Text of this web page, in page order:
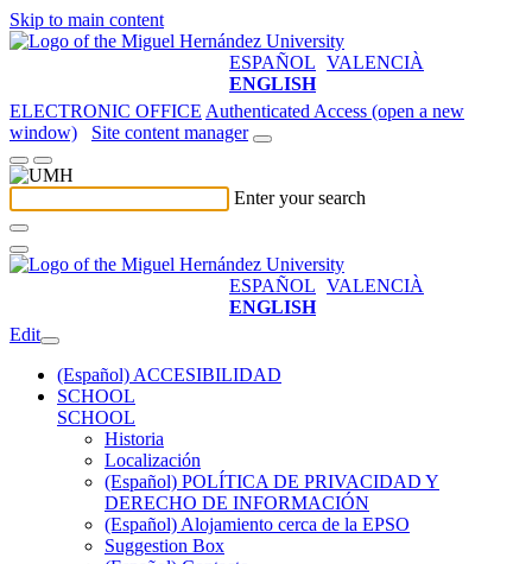
Skip to main content
ESPAÑOL VALENCIÀ
ENGLISH
ELECTRONIC OFFICE Authenticated Access (open a new
window)
Site content manager
Enter your search
ESPAÑOL VALENCIÀ
ENGLISH
Edit
(Español) ACCESIBILIDAD
SCHOOL
SCHOOL
Historia
Localización
(Español) POLÍTICA DE PRIVACIDAD Y
DERECHO DE INFORMACIÓN
(Español) Alojamiento cerca de la EPSO
Suggestion Box